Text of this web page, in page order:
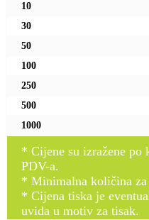
10
30
50
100
250
500
1000
* Cijene su izražene po
PDV-a.
* Minimalna količina
* Cijena tiska je
uvida u motiv za tisak.